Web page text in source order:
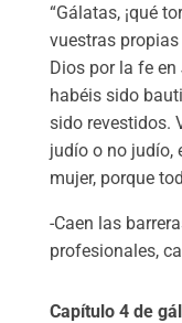
“Gálatas, ¡qué
vuestras
Dios por la fe
habéis sido
sido revestidos.
judío o no judío,
mujer, porque
-Caen las
profesionales,
Capítulo 4 de